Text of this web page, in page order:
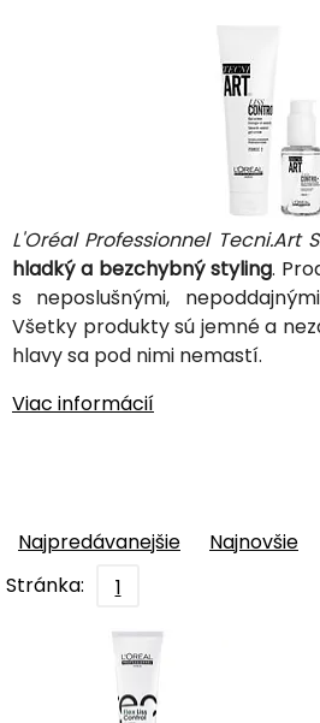
L'Oréal Professionnel Tecni.Art
hladký a bezchybný styling.
s neposlušnými,
Všetky produkty sú jemné a
hlavy sa pod nimi nemastí.
Viac informácií
Najpredávanejšie Najnovšie
Stránka:
1